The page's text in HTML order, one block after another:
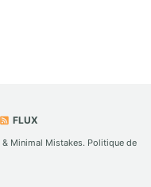
FLUX
& Minimal Mistakes. Politique de